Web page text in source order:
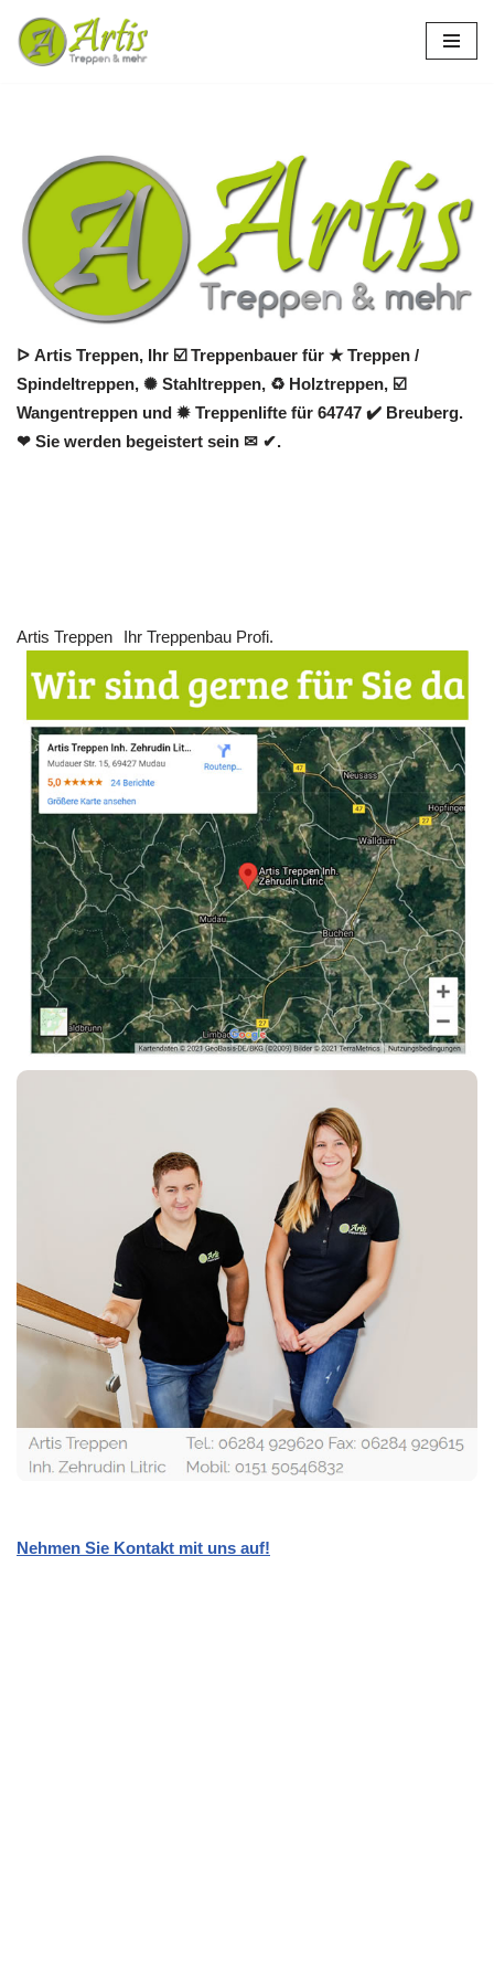
Zum
ᐅ Artis Treppen, Ihr ☑️ Treppenbauer für ★ Treppen /
Spindeltreppen, ✺ Stahltreppen, ♻ Holztreppen, ☑️
Wangentreppen und ✹ Treppenlifte für 64747 ✔️ Breuberg.
❤ Sie werden begeistert sein ✉ ✔.
Artis Treppen Ihr Treppenbau Profi.
Nehmen Sie Kontakt mit uns auf!